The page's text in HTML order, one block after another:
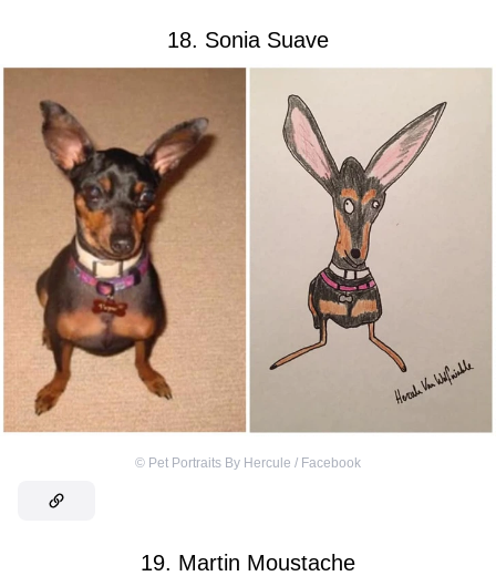
18. Sonia Suave
© Pet Portraits By Hercule / Facebook
19. Martin Moustache